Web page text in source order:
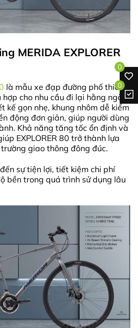
MERIDA EXPLORER
là mẫu xe đạp đường phố thiên
cho nhu cầu đi lại hằng ngày
kế gọn nhẹ, khung nhôm dễ kiểm
động đơn giản, giúp người dùng
Khả năng tăng tốc ổn định và
EXPLORER 80 trở thành lựa
giao thông đông đúc.
sự tiện lợi, tiết kiệm chi phí
bền trong quá trình sử dụng lâu
0
0